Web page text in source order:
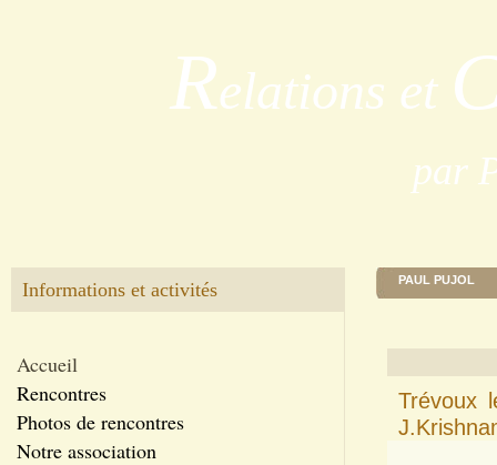
Relations et
par
Informations et activités
Accueil
Rencontres
Photos de rencontres
Notre association
PAUL PUJOL
Trévoux